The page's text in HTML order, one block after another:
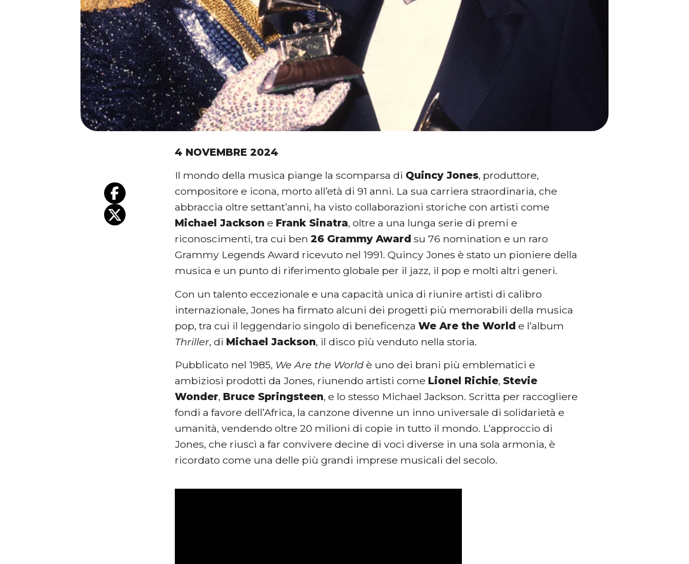
4 NOVEMBRE 2024
Il mondo della musica piange la scomparsa di Quincy Jones, produttore,
compositore e icona, morto all’età di 91 anni. La sua carriera straordinaria, che
abbraccia oltre settant’anni, ha visto collaborazioni storiche con artisti come
Michael Jackson e Frank Sinatra, oltre a una lunga serie di premi e
riconoscimenti, tra cui ben26 Grammy Award su 76 nomination e un raro
Grammy Legends Award ricevuto nel 1991. Quincy Jones è stato un pioniere della
musica e un punto di riferimento globale per il jazz, il pop e molti altri generi.
Con un talento eccezionale e una capacità unica di riunire artisti di calibro
internazionale, Jones ha firmato alcuni dei progetti più memorabili della musica
pop, tra cui il leggendario singolo di beneficenzaWe Are the World e l’album
Thriller, di Michael Jackson, il disco più venduto nella storia.
Pubblicato nel 1985, We Are the World è uno dei brani più emblematici e
ambiziosi prodotti da Jones, riunendo artisti come Lionel Richie, Stevie
Wonder, Bruce Springsteen, e lo stesso Michael Jackson. Scritta per raccogliere
fondi a favore dell’Africa, la canzone divenne un inno universale di solidarietà e
umanità, vendendo oltre 20 milioni di copie in tutto il mondo. L’approccio di
Jones, che riuscì a far convivere decine di voci diverse in una sola armonia, è
ricordato come una delle più grandi imprese musicali del secolo.